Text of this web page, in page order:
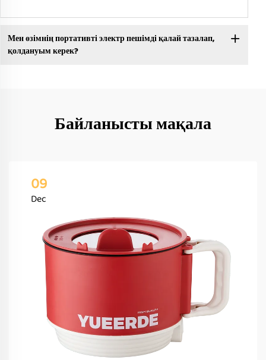
Мен өзімнің портативті электр пешімді қалай тазалап,
қолдануым керек?
Байланысты мақала
09
Dec